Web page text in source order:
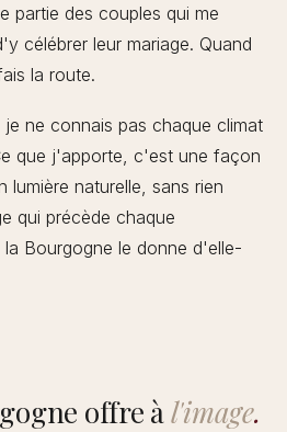
partie des couples qui me
célébrer leur mariage. Quand
la route.
ne connais pas chaque climat
que j'apporte, c'est une façon
naturelle, sans rien
qui précède chaque
Bourgogne le donne d'elle-
offre àl'image.